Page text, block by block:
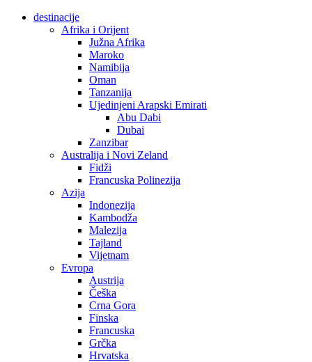
destinacije
Afrika i Orijent
Južna Afrika
Maroko
Namibija
Oman
Tanzanija
Ujedinjeni Arapski Emirati
Abu Dabi
Dubai
Zanzibar
Australija i Novi Zeland
Fidži
Francuska Polinezija
Azija
Indonezija
Kambodža
Malezija
Tajland
Vijetnam
Evropa
Austrija
Češka
Crna Gora
Finska
Francuska
Grčka
Hrvatska